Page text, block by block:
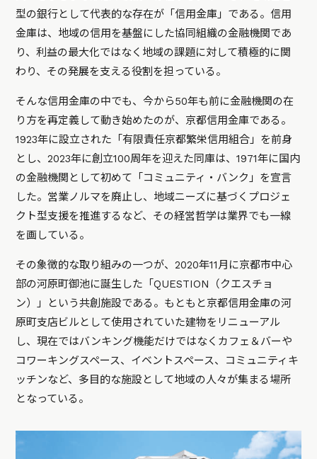
型の銀行として代表的な存在が「信用金庫」である。信用
金庫は、地域の信用を基盤にした協同組織の金融機関であ
り、利益の最大化ではなく地域の課題に対して積極的に関
わり、その発展を支える役割を担っている。
そんな信用金庫の中でも、今から50年も前に金融機関の在
り方を再定義して動き始めたのが、京都信用金庫である。
1923年に設立された「有限責任京都繁栄信用組合」を前身
とし、2023年に創立100周年を迎えた同庫は、1971年に国内
の金融機関として初めて「コミュニティ・バンク」を宣言
した。営業ノルマを廃止し、地域ニーズに基づくプロジェ
クト型支援を推進するなど、その経営哲学は業界でも一線
を画している。
その象徴的な取り組みの一つが、2020年11月に京都市中心
部の河原町御池に誕生した「QUESTION（クエスチョ
ン）」という共創施設である。もともと京都信用金庫の河
原町支店ビルとして使用されていた建物をリニューアル
し、現在ではバンキング機能だけではなくカフェ＆バーや
コワーキングスペース、イベントスペース、コミュニティキ
ッチンなど、多目的な施設として地域の人々が集まる場所
となっている。